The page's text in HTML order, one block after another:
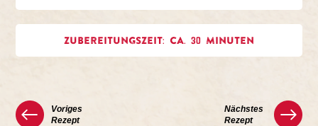
ZUBEREITUNGSZEIT: CA. 30 MINUTEN
Nächstes
Rezept
Voriges
Rezept